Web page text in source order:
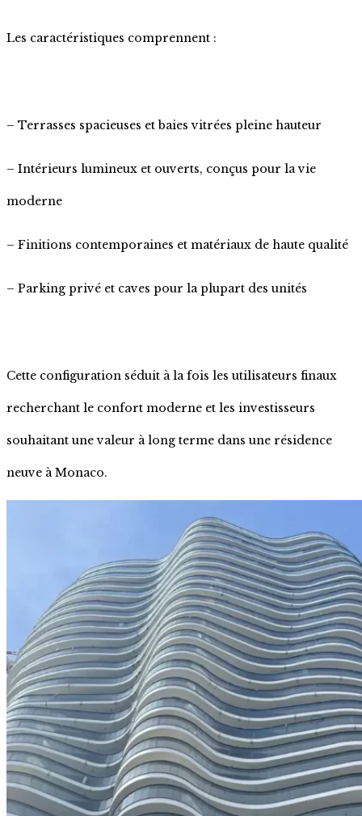
Les caractéristiques comprennent :
– Terrasses spacieuses et baies vitrées pleine hauteur
– Intérieurs lumineux et ouverts, conçus pour la vie
moderne
– Finitions contemporaines et matériaux de haute qualité
– Parking privé et caves pour la plupart des unités
Cette configuration séduit à la fois les utilisateurs finaux
recherchant le confort moderne et les investisseurs
souhaitant une valeur à long terme dans une résidence
neuve à Monaco.